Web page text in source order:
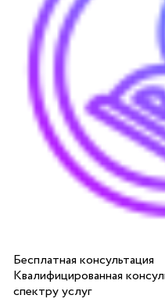
Бесплатная консультация
Квалифицированная
спектру услуг